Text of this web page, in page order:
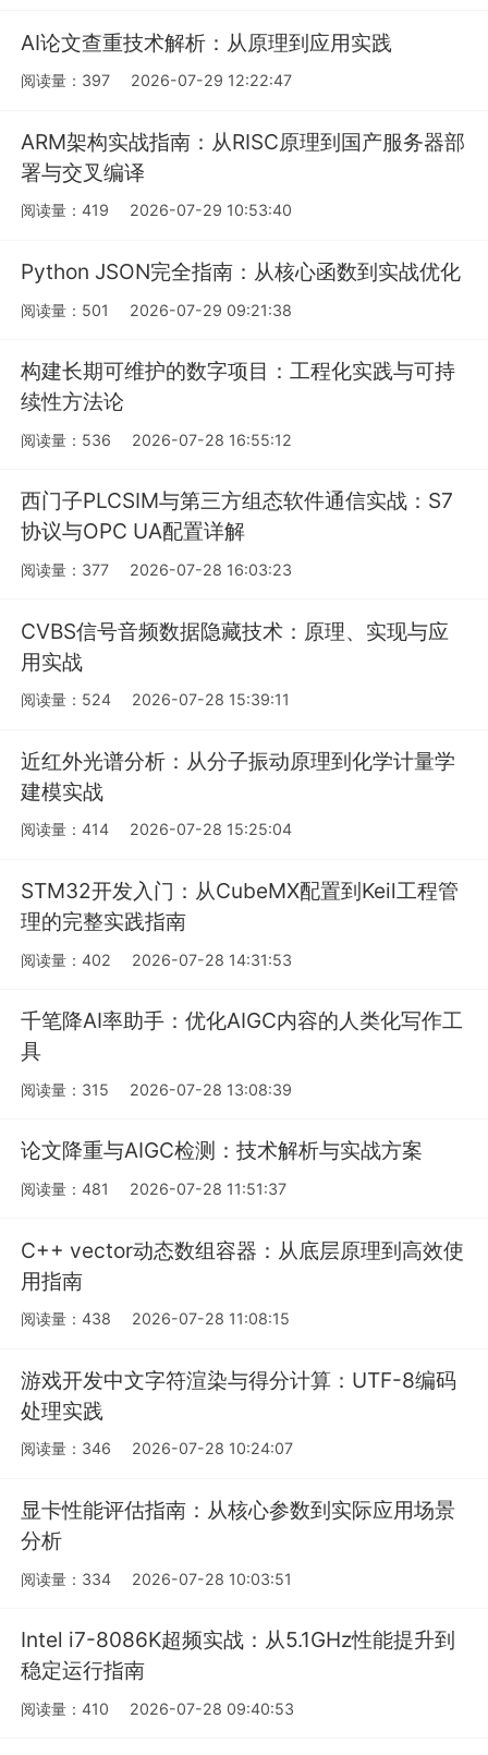
AI论文查重技术解析：从原理到应用实践
阅读量：397 2026-07-29 12:22:47
ARM架构实战指南：从RISC原理到国产服务器部
署与交叉编译
阅读量：419 2026-07-29 10:53:40
Python JSON完全指南：从核心函数到实战优化
阅读量：501 2026-07-29 09:21:38
构建长期可维护的数字项目：工程化实践与可持
续性方法论
阅读量：536 2026-07-28 16:55:12
西门子PLCSIM与第三方组态软件通信实战：S7
协议与OPC UA配置详解
阅读量：377 2026-07-28 16:03:23
CVBS信号音频数据隐藏技术：原理、实现与应
用实战
阅读量：524 2026-07-28 15:39:11
近红外光谱分析：从分子振动原理到化学计量学
建模实战
阅读量：414 2026-07-28 15:25:04
STM32开发入门：从CubeMX配置到Keil工程管
理的完整实践指南
阅读量：402 2026-07-28 14:31:53
千笔降AI率助手：优化AIGC内容的人类化写作工
具
阅读量：315 2026-07-28 13:08:39
论文降重与AIGC检测：技术解析与实战方案
阅读量：481 2026-07-28 11:51:37
C++ vector动态数组容器：从底层原理到高效使
用指南
阅读量：438 2026-07-28 11:08:15
游戏开发中文字符渲染与得分计算：UTF-8编码
处理实践
阅读量：346 2026-07-28 10:24:07
显卡性能评估指南：从核心参数到实际应用场景
分析
阅读量：334 2026-07-28 10:03:51
Intel i7-8086K超频实战：从5.1GHz性能提升到
稳定运行指南
阅读量：410 2026-07-28 09:40:53